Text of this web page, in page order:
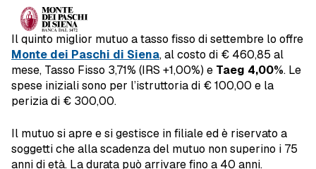
Il quinto miglior mutuo a tasso fisso di settembre lo offre
Monte dei Paschi di Siena, al costo di € 460,85 al
mese, Tasso Fisso 3,71% (IRS +1,00%) e Taeg 4,00%. Le
spese iniziali sono per l’istruttoria di € 100,00 e la
perizia di € 300,00.
Il mutuo si apre e si gestisce in filiale ed è riservato a
soggetti che alla scadenza del mutuo non superino i 75
anni di età. La durata può arrivare fino a 40 anni.